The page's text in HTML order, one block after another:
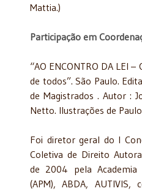
Mattia.)
Participação em
“AO ENCONTRO DA LEI
de todos”. São Paulo.
de Magistrados . Autor :
Netto. Ilustrações de
Foi diretor geral do I
Coletiva de Direito
de 2004 pela Academia
(APM), ABDA,